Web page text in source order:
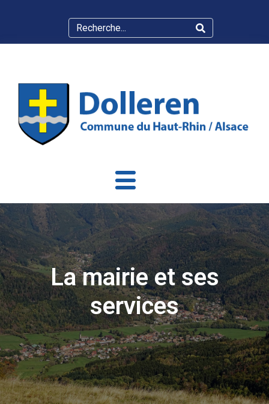
La mairie et ses
services